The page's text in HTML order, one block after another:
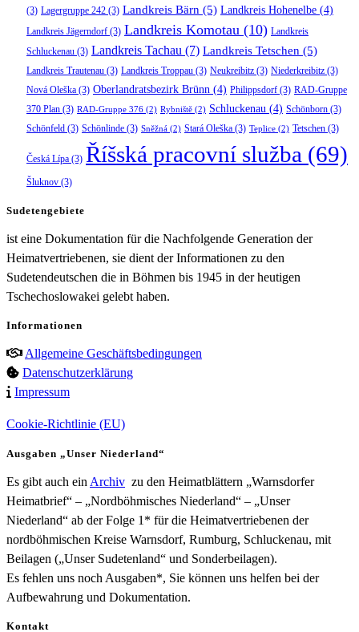
(3) Lagergruppe 242 (3) Landkreis Bärn (5) Landkreis Hohenelbe (4)
Landkreis Jägerndorf (3) Landkreis Komotau (10) Landkreis
Schluckenau (3) Landkreis Tachau (7) Landkreis Tetschen (5)
Landkreis Trautenau (3) Landkreis Troppau (3) Neukreibitz (3) Niederkreibitz (3)
Nová Oleška (3) Oberlandratsbezirk Brünn (4) Philippsdorf (3) RAD-Gruppe
370 Plan (3) RAD-Gruppe 376 (2) Rybniště (2) Schluckenau (4) Schönborn (3)
Schönfeld (3) Schönlinde (3) Sněžná (2) Stará Oleška (3) Teplice (2) Tetschen (3)
Česká Lípa (3) Říšská pracovní služba (69)
Šluknov (3)
Sudetengebiete
ist eine Dokumentation für die Nachfolgende Generation der
Heimatvertriebenen, sie dient der Informationen zu den
Sudetendeutschen die in Böhmen bis 1945 in der heutigen
Tschechoslowakei gelebt haben.
Informationen
Allgemeine Geschäftsbedingungen
Datenschutzerklärung
Impressum
Cookie-Richtlinie (EU)
Ausgaben „Unser Niederland“
Es gibt auch ein Archiv zu den Heimatblättern „Warnsdorfer
Heimatbrief“ – „Nordböhmisches Niederland“ – „Unser
Niederland“ ab der Folge 1* für die Heimatvertriebenen der
nordböhmischen Kreise Warnsdorf, Rumburg, Schluckenau, mit
Beilagen („Unser Sudetenland“ und Sonderbeilagen).
Es fehlen uns noch Ausgaben*, Sie können uns helfen bei der
Aufbewahrung und Dokumentation.
Kontakt